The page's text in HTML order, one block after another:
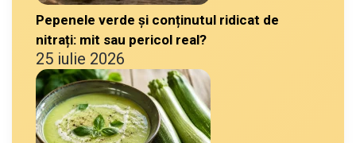
Pepenele verde și conținutul ridicat de
nitrați: mit sau pericol real?
25 iulie 2026